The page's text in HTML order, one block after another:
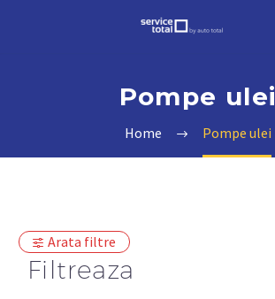
Pompe ulei
Home Pompe ulei
Arata filtre
Filtreaza